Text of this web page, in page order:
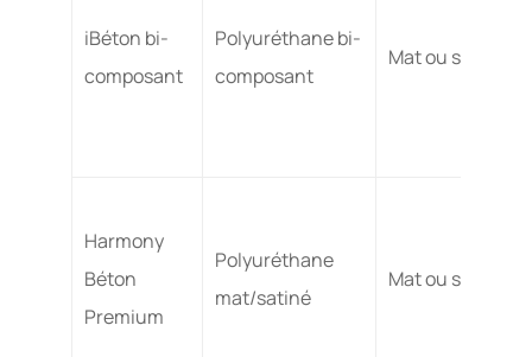
iBéton bi-
composant
Polyuréthane bi-
composant
Mat ou satiné
Harmony
Béton
Premium
Polyuréthane
mat/satiné
Mat ou satiné